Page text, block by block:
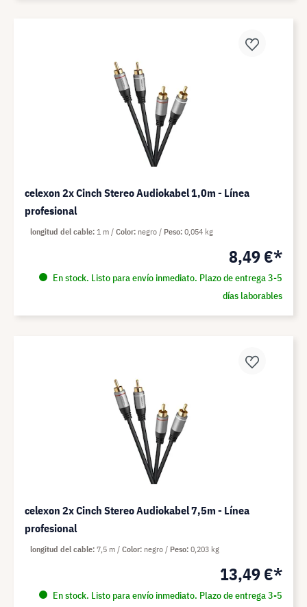
celexon 2x Cinch Stereo Audiokabel 1,0m - Línea
profesional
8,49 €*
En stock. Listo para envío inmediato. Plazo de entrega 3-5
días laborables
longitud del cable 1 m Color negro Peso 0,054 kg
celexon 2x Cinch Stereo Audiokabel 7,5m - Línea
profesional
13,49 €*
En stock. Listo para envío inmediato. Plazo de entrega 3-5
longitud del cable 7,5 m Color negro Peso 0,203 kg